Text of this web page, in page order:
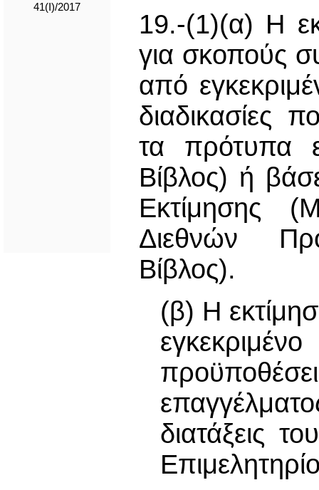
41(I)/2017
19.-(1)(α) Η
για σκοπούς
από
διαδικασίες
τα πρότυπα
Βίβλος) ή
Εκτίμησης
Διεθνών
Βίβλος).
(β) Η
διατάξεις